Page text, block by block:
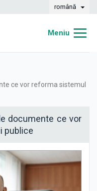
română
Meniu
ce vor reforma sistemul
documente ce vor
publice